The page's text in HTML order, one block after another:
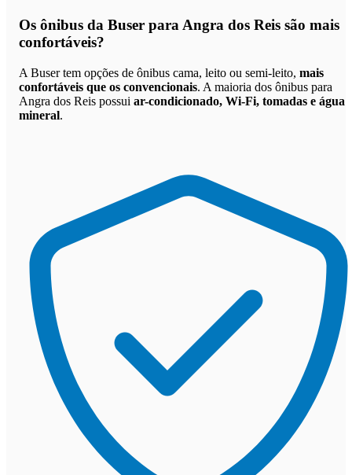
Os ônibus da Buser para Angra dos Reis são mais
confortáveis?
A Buser tem opções de ônibus cama, leito ou semi-leito, mais
confortáveis que os convencionais. A maioria dos ônibus para
Angra dos Reis possui ar-condicionado, Wi-Fi, tomadas e água
mineral.